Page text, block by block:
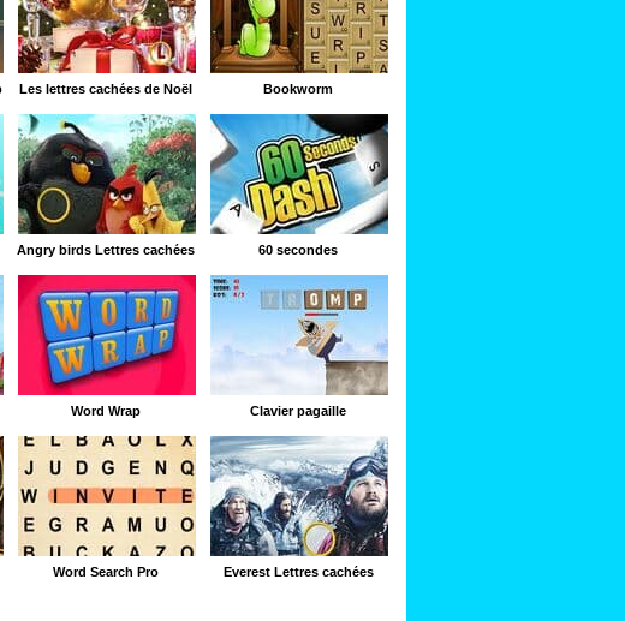
Les lettres cachées de Noël Bookworm
Angry birds Lettres cachées 60 secondes
Word Wrap Clavier pagaille
Word Search Pro Everest Lettres cachées